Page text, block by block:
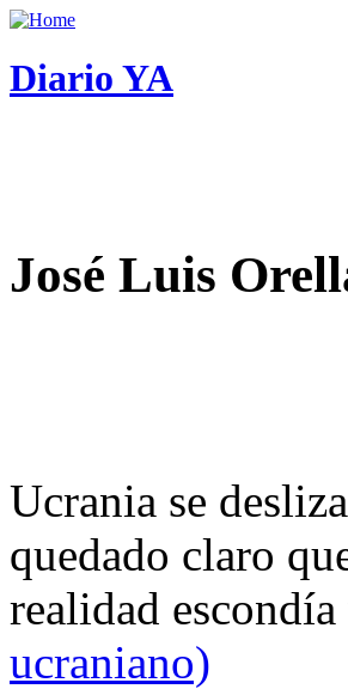
Diario YA
José Luis
Ucrania se
quedado claro
realidad
ucraniano)